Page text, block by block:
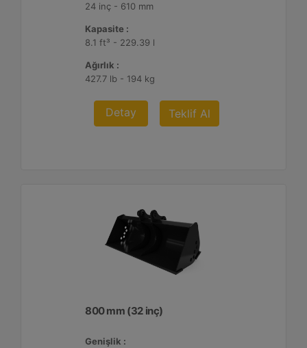
24 inç - 610 mm
Kapasite :
8.1 ft³ - 229.39 l
Ağırlık :
427.7 lb - 194 kg
Detay Teklif Al
800 mm (32 inç)
Genişlik :